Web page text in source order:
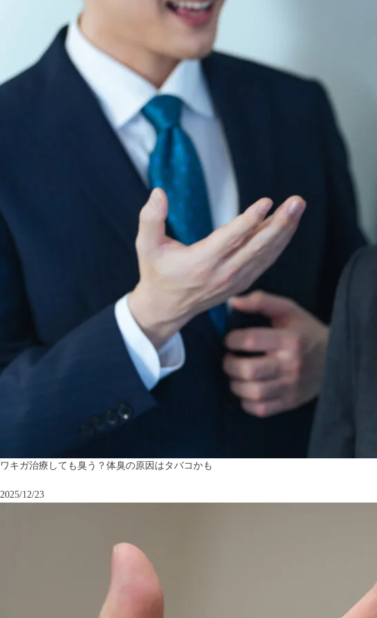
ワキガ治療しても臭う？体臭の原因はタバコかも
2025/12/23